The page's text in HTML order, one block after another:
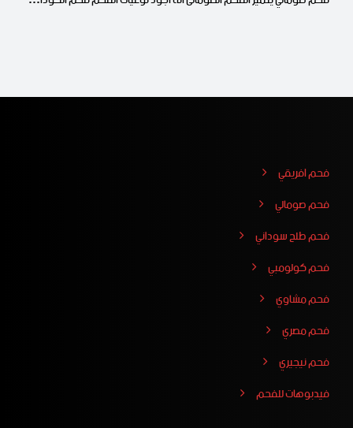
فحم افريقي
فحم صومالي
فحم طلح سوداني
فحم كولومبي
فحم مشاوي
فحم مصري
فحم نيجيري
فيدبوهات للفحم